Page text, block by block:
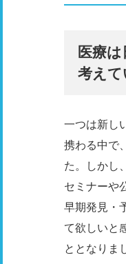
医療
考え
一つは新し
携わる中で
た。しかし
セミナーや
早期発見・
て欲しいと
ととなりま